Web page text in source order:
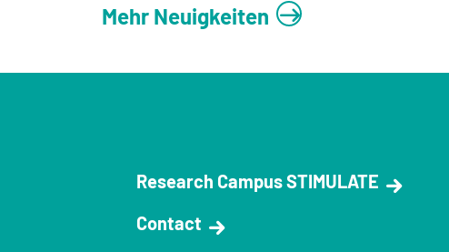
Mehr Neuigkeiten
Research Campus STIMULATE
Contact